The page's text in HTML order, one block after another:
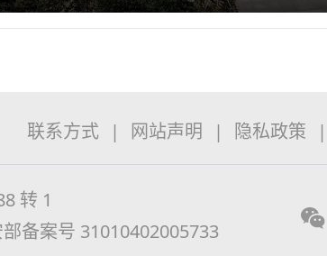
联系方式 | 网站声明 | 隐私政策 |
转 1
备案号 31010402005733